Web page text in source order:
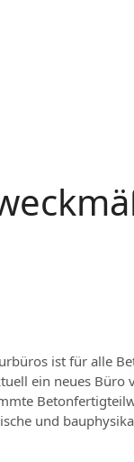
ist für alle
ein neues
und